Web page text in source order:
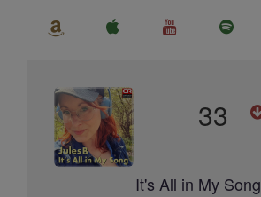
33
It's All in My Song